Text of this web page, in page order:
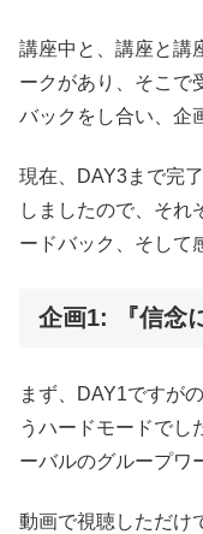
講座中と、講座と講
ークがあり、そこで
バックをし合い、企
現在、DAY3まで完
しましたので、それ
ードバック、そして
企画1: 『信念
まず、DAY1ですが
うハードモードでし
ーバルのグループ
動画で視聴しただけ